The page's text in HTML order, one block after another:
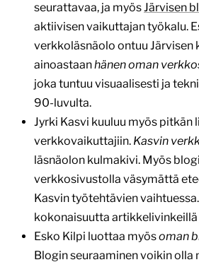
seurattavaa, ja myösJärvisen
aktiivisen vaikuttajan työkalu.
verkkoläsnäolo ontuu Järvisen
ainoastaanhänen oman
joka tuntuu visuaalisesti ja
90-luvulta.
Jyrki Kasvi kuuluu myös pitkän
verkkovaikuttajiin. Kasvin
läsnäolon kulmakivi. Myös
verkkosivustolla väsymättä
Kasvin työtehtävien
kokonaisuutta artikkelivinkeillä
Esko Kilpi luottaa myösoman
Blogin seuraaminen voikin olla